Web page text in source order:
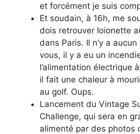
et forcément je suis
Et soudain, à 16h, me
dois retrouver Ioionette
dans Paris. Il n’y a
vous, il y a eu un
l’alimentation électrique
il fait une chaleur à
au golf. Oups.
Lancement du Vintage
Challenge, qui sera en
alimenté par des photos